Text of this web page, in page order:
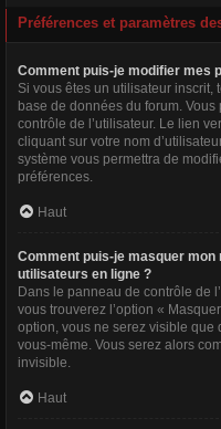
Préférences et paramètres
Comment puis-je modifier mes
Si vous êtes un utilisateur inscrit,
base de données du forum.
contrôle de l’utilisateur. Le lien
cliquant sur votre nom
système vous permettra de
préférences.
Haut
Comment puis-je masquer mon
utilisateurs en ligne ?
Dans le panneau de contrôle de
vous trouverez l’option «
option, vous ne serez visible que
vous-même. Vous serez alors
invisible.
Haut